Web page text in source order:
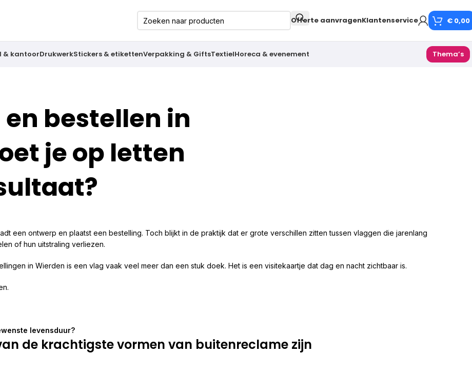
Offerte aanvragenKlantenservice € 0,00
& kantoorDrukwerkStickers & etikettenVerpakking & GiftsTextielHoreca & evenement Thema’s
bestellen in
je op letten
een ontwerp en plaatst een bestelling. Toch blijkt in de praktijk dat er grote verschillen zitten tussen vlaggen die jarenlang
of hun uitstraling verliezen.
in Wierden is een vlag vaak veel meer dan een stuk doek. Het is een visitekaartje dat dag en nacht zichtbaar is.
levensduur?
de krachtigste vormen van buitenreclame zijn